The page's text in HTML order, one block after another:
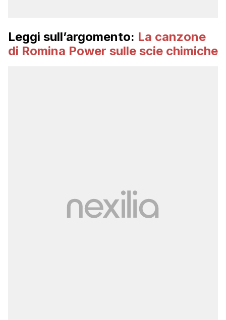
Leggi sull’argomento: La canzone
di Romina Power sulle scie chimiche